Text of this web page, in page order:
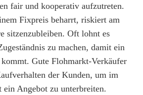
fair und kooperativ aufzutreten.
Fixpreis beharrt, riskiert am
sitzenzubleiben. Oft lohnt es
zu machen, damit ein
Gute Flohmarkt-Verkäufer
der Kunden, um im
Angebot zu unterbreiten.